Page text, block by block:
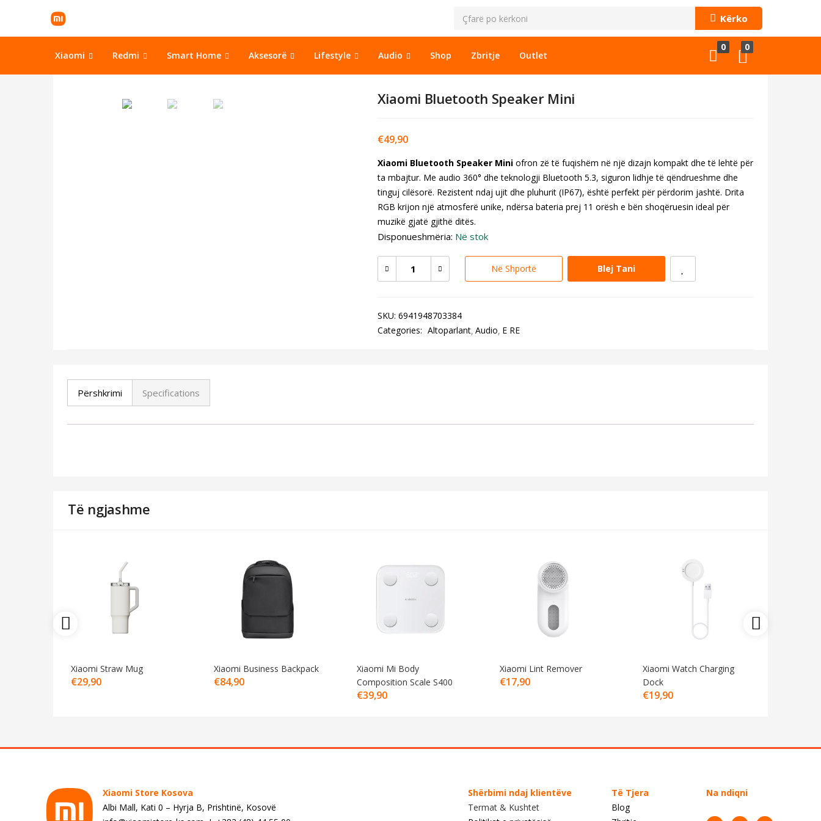
Kërko
Xiaomi Redmi Smart Home Aksesorë Lifestyle Audio Shop Zbritje Outlet
0 0
Xiaomi Bluetooth Speaker Mini
€49,90
Xiaomi Bluetooth Speaker Miniofron zë të fuqishëm në një dizajn kompakt dhe të lehtë për
ta mbajtur. Me audio 360° dhe teknologji Bluetooth 5.3, siguron lidhje të qëndrueshme dhe
tinguj cilësorë. Rezistent ndaj ujit dhe pluhurit (IP67), është perfekt për përdorim jashtë. Drita
RGB krijon një atmosferë unike, ndërsa bateria prej 11 orësh e bën shoqëruesin ideal për
muzikë gjatë gjithë ditës.
Disponueshmëria: Në stok
Në Shportë Blej Tani
SKU: 6941948703384
Categories: Altoparlant Audio E RE
Përshkrimi Specifications
Të ngjashme
Xiaomi Straw Mug
€29,90
Xiaomi Business Backpack
€84,90
Xiaomi Mi Body
Composition Scale S400
€39,90
Xiaomi Lint Remover
€17,90
Xiaomi Watch Charging
Dock
€19,90
Xiaomi Store Kosova
Albi Mall, Kati 0 – Hyrja B, Prishtinë, Kosovë
Shërbimi ndaj klientëve
Termat & Kushtet
Të Tjera
Blog
Na ndiqni